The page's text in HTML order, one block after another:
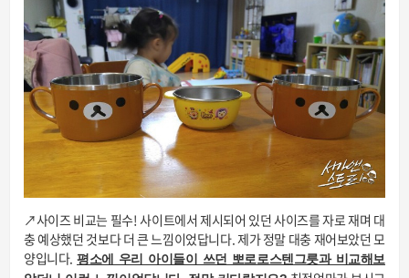
↗사이즈 비교는 필수! 사이트에서 제시되어 있던 사이즈를 자로 재며 대
충 예상했던 것보다 더 큰 느낌이었답니다. 제가 정말 대충 재어보았던 모
양입니다.평소에 우리 아이들이 쓰던 뽀로로스텐그릇과 비교해보